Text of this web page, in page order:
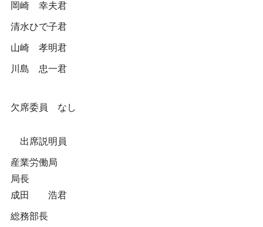
岡崎 幸夫君
清水ひで子君
山崎 孝明君
川島 忠一君
欠席委員 なし
出席説明員
産業労働局
局長
成田 浩君
総務部長